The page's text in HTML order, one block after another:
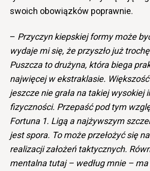
swoich obowiązków poprawnie.
– Przyczyn kiepskiej formy może
wydaje mi się, że przyszło już
Puszcza to drużyna, która biega
najwięcej w ekstraklasie.
jeszcze nie grała na takiej wysokiej
fizyczności. Przepaść pod tym
Fortuna 1. Ligą a najżywszym
jest spora. To może przełożyć się
realizacji założeń taktycznych.
mentalna tutaj – według mnie – ma